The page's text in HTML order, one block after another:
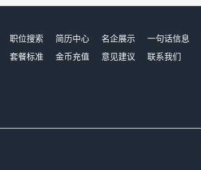
职位搜索 简历中心 名企展示 一句话信息
套餐标准
金币充值 意见建议 联系我们